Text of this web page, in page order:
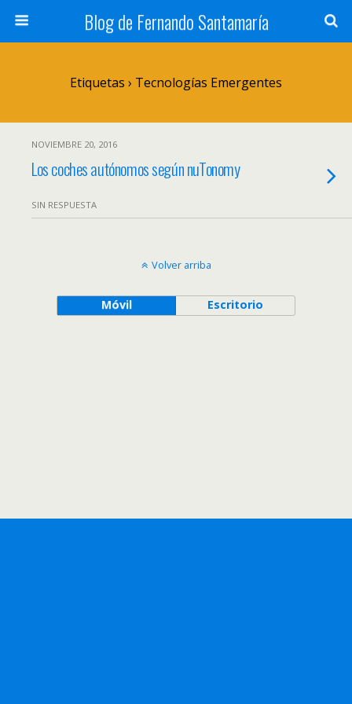
Blog de Fernando Santamaría
Etiquetas › Tecnologías Emergentes
NOVIEMBRE 20, 2016
Los coches autónomos según nuTonomy
SIN RESPUESTA
Volver arriba
Móvil Escritorio